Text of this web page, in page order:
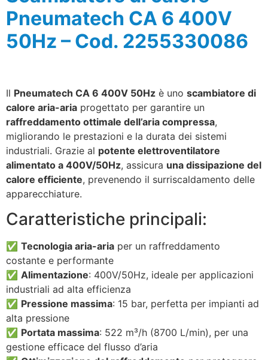
Pneumatech CA 6 400V
50Hz – Cod. 2255330086
Il Pneumatech CA 6 400V 50Hz è uno scambiatore di
calore aria-aria progettato per garantire un
raffreddamento ottimale dell’aria compressa,
migliorando le prestazioni e la durata dei sistemi
industriali. Grazie al potente elettroventilatore
alimentato a 400V/50Hz, assicura una dissipazione del
calore efficiente, prevenendo il surriscaldamento delle
apparecchiature.
Caratteristiche principali:
✅ Tecnologia aria-aria per un raffreddamento
costante e performante
✅ Alimentazione: 400V/50Hz, ideale per applicazioni
industriali ad alta efficienza
✅ Pressione massima: 15 bar, perfetta per impianti ad
alta pressione
✅ Portata massima: 522 m³/h (8700 L/min), per una
gestione efficace del flusso d’aria